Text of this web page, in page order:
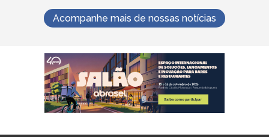
Acompanhe mais de nossas notícias